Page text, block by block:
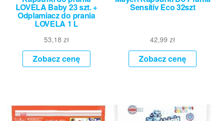
LOVELA Baby 23 szt. +
Odplamiacz do prania
LOVELA 1 L
53,18 zł
Zobacz cenę
Sensitiv Eco 32szt
42,99zł
Zobacz cenę